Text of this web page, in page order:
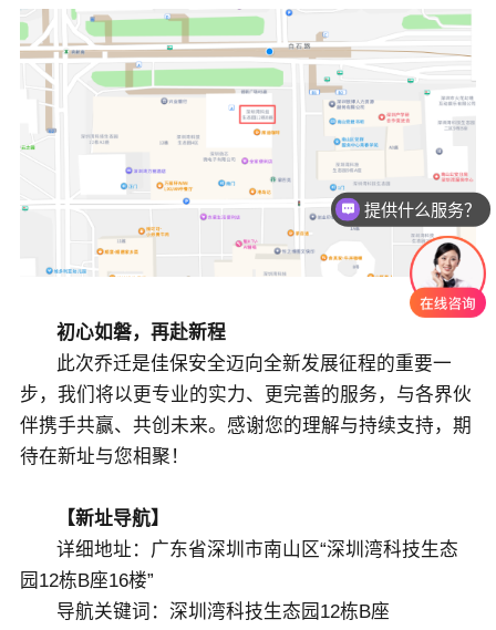
初心如磐，再赴新程
此次乔迁是佳保安全迈向全新发展征程的重要一
步，我们将以更专业的实力、更完善的服务，与各界伙
伴携手共赢、共创未来。感谢您的理解与持续支持，期
待在新址与您相聚！
【新址导航】
详细地址：广东省深圳市南山区“深圳湾科技生态
园12栋B座16楼”
导航关键词：深圳湾科技生态园12栋B座
提供什么服务？